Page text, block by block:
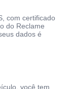
com certificado
do Reclame
dados é
você tem